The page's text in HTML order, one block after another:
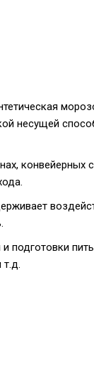
несущей
конвейерных
подготовки